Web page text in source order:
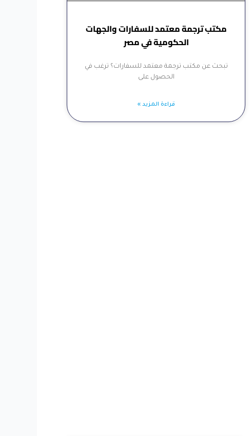
مكتب ترجمة معتمد للسفارات والجهات
الحكومية في مصر
تبحث عن مكتب ترجمة معتمد للسفارات؟ ترغب في
الحصول على
قراءة المزيد »